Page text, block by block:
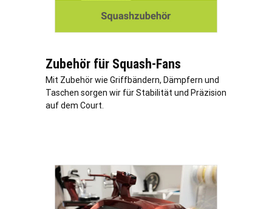
Zubehör für Squash-Fans
Mit Zubehör wie Griffbändern, Dämpfern und
Taschen sorgen wir für Stabilität und Präzision
auf dem Court.